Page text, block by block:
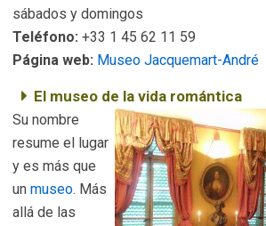
sábados y domingos
Teléfono: +33 1 45 62 11 59
Página web: Museo Jacquemart-André
El museo de la vida romántica
Su nombre
resume el lugar
y es más que
un museo. Más
allá de las